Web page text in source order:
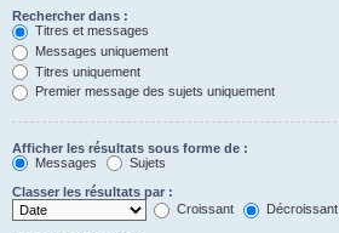
Rechercher dans :
Titres et messages
Messages uniquement
Titres uniquement
Premier message des sujets uniquement
Afficher les résultats sous forme de :
Messages
Sujets
Classer les résultats par :
Croissant
Décroissant